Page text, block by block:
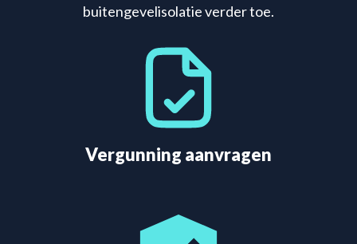
buitengevelisolatie verder toe.
Vergunning aanvragen